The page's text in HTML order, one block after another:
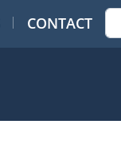
CONTACT